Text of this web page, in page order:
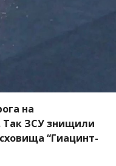
на
Так ЗСУ знищили
“Гиацинт-